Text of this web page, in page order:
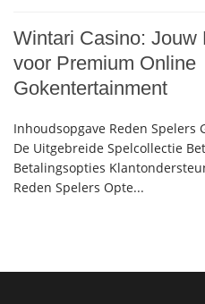
Wintari Casino: Jouw
voor Premium Online
Gokentertainment
Inhoudsopgave Reden Spelers
De Uitgebreide Spelcollectie
Betalingsopties
Reden Spelers Opte...